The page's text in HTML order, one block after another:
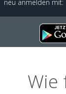
neu anmelden mit:
Wie